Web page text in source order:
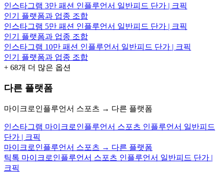
인스타그램 3만 패션 인플루언서 일반피드 단가 | 크픽
인기 플랫폼과 업종 조합
인스타그램 5만 패션 인플루언서 일반피드 단가 | 크픽
인기 플랫폼과 업종 조합
인스타그램 10만 패션 인플루언서 일반피드 단가 | 크픽
인기 플랫폼과 업종 조합
+ 68개 더 많은 옵션
다른 플랫폼
마이크로인플루언서 스포츠 → 다른 플랫폼
인스타그램 마이크로인플루언서 스포츠 인플루언서 일반피드
단가 | 크픽
마이크로인플루언서 스포츠 → 다른 플랫폼
틱톡 마이크로인플루언서 스포츠 인플루언서 일반피드 단가 |
크픽